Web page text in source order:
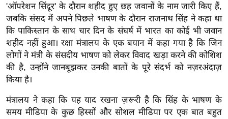
बे
मि
सा
ल
श
ख्सि
य
त
'ऑपरेशन सिंदूर' के दौरान शहीद हुए छह जवानों के नाम जारी किए हैं,
जबकि संसद में अपने पिछले भाषण के दौरान राजनाथ सिंह ने कहा था
कि पाकिस्तान के साथ चार दिन के संघर्ष में भारत का कोई भी जवान
शहीद नहीं हुआ। रक्षा मंत्रालय के एक बयान में कहा गया है कि जिन
लोगों ने मंत्री के संसदीय भाषण को लेकर विवाद खड़ा करने की कोशिश
की है, उन्होंने जानबूझकर उनकी बातों के पूरे संदर्भ को नज़रअंदाज़
किया है।
मंत्रालय ने कहा कि यह याद रखना ज़रूरी है कि सिंह के भाषण के
समय मीडिया के कुछ हिस्सों और सोशल मीडिया पर एक बात बहुत